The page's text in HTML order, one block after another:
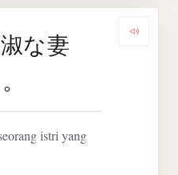
淑な妻
istri yang